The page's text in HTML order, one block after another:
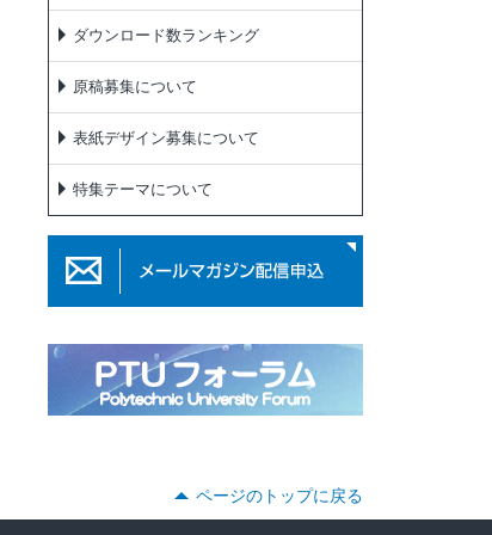
ダウンロード数ランキング
原稿募集について
表紙デザイン募集について
特集テーマについて
ページのトップに戻る